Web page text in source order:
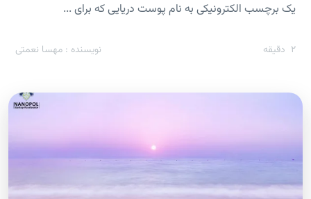
یک برچسب الکترونیکی به نام پوست دریایی که برای ...
2 دقیقه نویسنده : مهسا نعمتی